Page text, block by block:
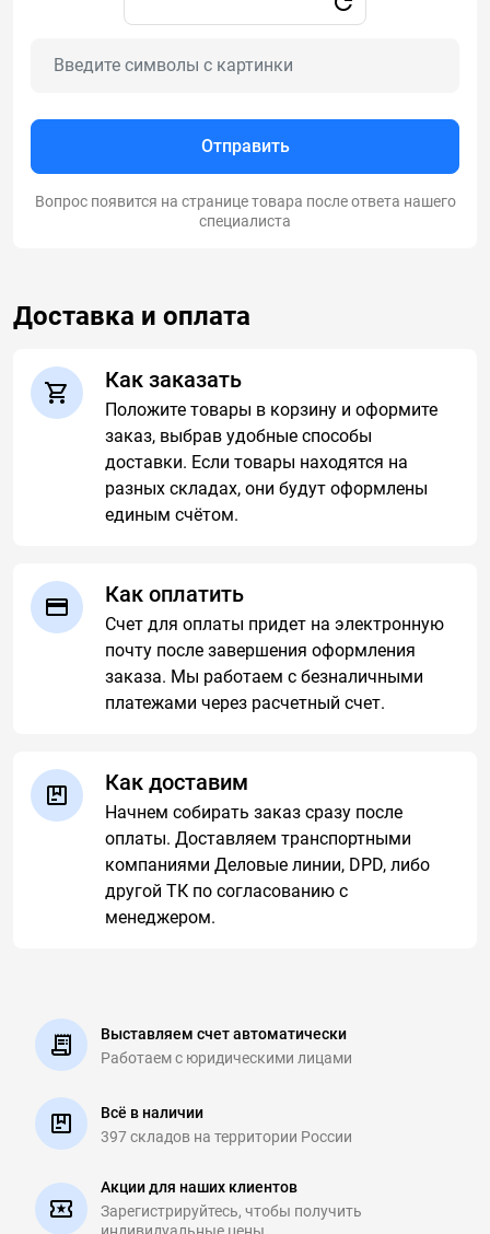
Отправить
Вопрос появится на странице товара после ответа нашего
специалиста
Доставка и оплата
Как заказать
Положите товары в корзину и оформите
заказ, выбрав удобные способы
доставки. Если товары находятся на
разных складах, они будут оформлены
единым счётом.
Как оплатить
Счет для оплаты придет на электронную
почту после завершения оформления
заказа. Мы работаем с безналичными
платежами через расчетный счет.
Как доставим
Начнем собирать заказ сразу после
оплаты. Доставляем транспортными
компаниями Деловые линии, DPD, либо
другой ТК по согласованию с
менеджером.
Выставляем счет автоматически
Работаем с юридическими лицами
Всё в наличии
397 складов на территории России
Акции для наших клиентов
Зарегистрируйтесь, чтобы получить